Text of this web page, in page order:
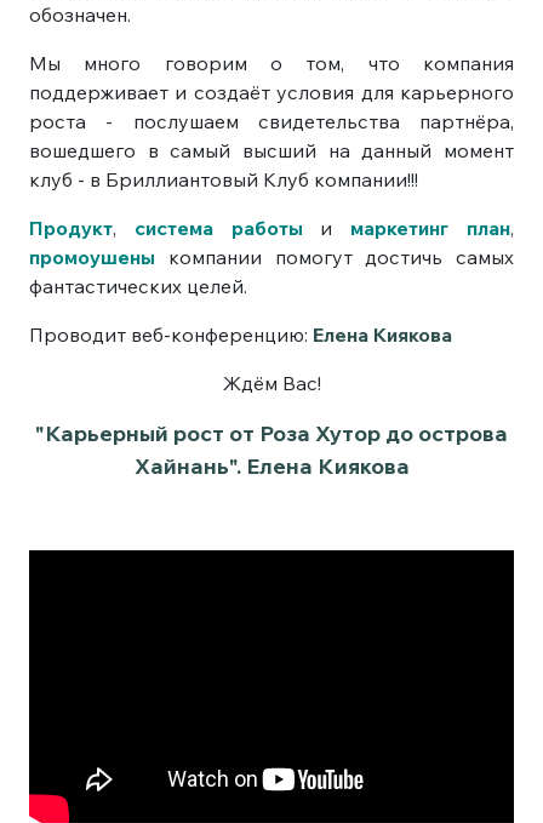
обозначен.
Мы много говорим о том, что компания
поддерживает и создаёт условия для карьерного
роста - послушаем свидетельства партнёра,
вошедшего в самый высший на данный момент
клуб - в Бриллиантовый Клуб компании!!!
Продукт, система работы и маркетинг план,
промоушены компании помогут достичь самых
фантастических целей.
Проводит веб-конференцию: Елена Киякова
Ждём Вас!
"Карьерный рост от Роза Хутор до острова
Хайнань". Елена Киякова